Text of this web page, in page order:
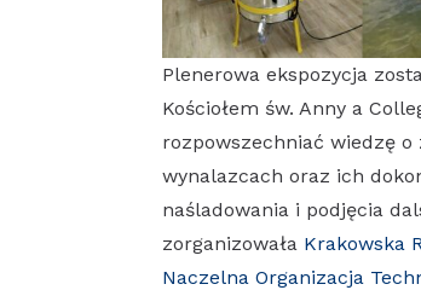
Plenerowa ekspozycja
Kościołem św. Anny a
rozpowszechniać wiedzę
wynalazcach oraz ich
naśladowania i podjęcia
zorganizowała Krakowska
Naczelna Organizacja